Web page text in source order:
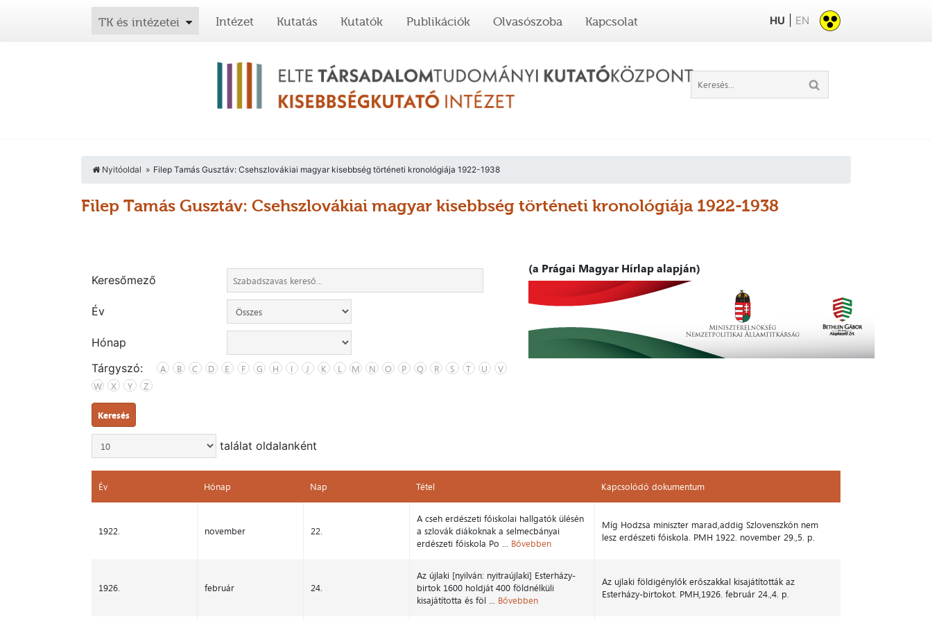
TK és intézetei Intézet Kutatás Kutatók Publikációk Olvasószoba Kapcsolat HU EN
Nyitóoldal Filep Tamás Gusztáv: Csehszlovákiai magyar kisebbség történeti kronológiája 1922-1938
Filep Tamás Gusztáv: Csehszlovákiai magyar kisebbség történeti kronológiája 1922-1938
Keresőmező
Év
Hónap
Tárgyszó:
A B C D E F G H I J K L M N O P Q R S T U
V
W
X Y Z
Keresés
(a Prágai Magyar Hírlap alapján)
találat oldalanként
Év Hónap Nap Tétel
Kapcsolódó dokumentum
1922.
november 22.
A cseh erdészeti főiskolai hallgatók ülésén
a szlovák diákoknak a selmecbányai
erdészeti főiskola Po ... Bővebben
Míg Hodzsa miniszter marad,addig Szlovenszkón nem
lesz erdészeti főiskola. PMH 1922. november 29.,5. p.
1926. február 24.
Az újlaki [nyilván: nyitraújlaki] Esterházy-
birtok 1600 holdját 400 földnélküli
kisajátította és föl ... Bővebben
Az ujlaki földigénylők erőszakkal kisajátították az
Esterházy-birtokot. PMH,1926. február 24.,4. p.